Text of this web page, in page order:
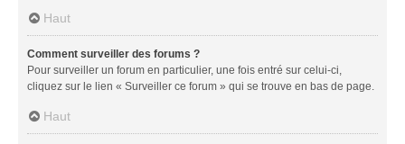
Haut
Comment surveiller des forums ?
Pour surveiller un forum en particulier, une fois entré sur celui-ci,
cliquez sur le lien « Surveiller ce forum » qui se trouve en bas de page.
Haut